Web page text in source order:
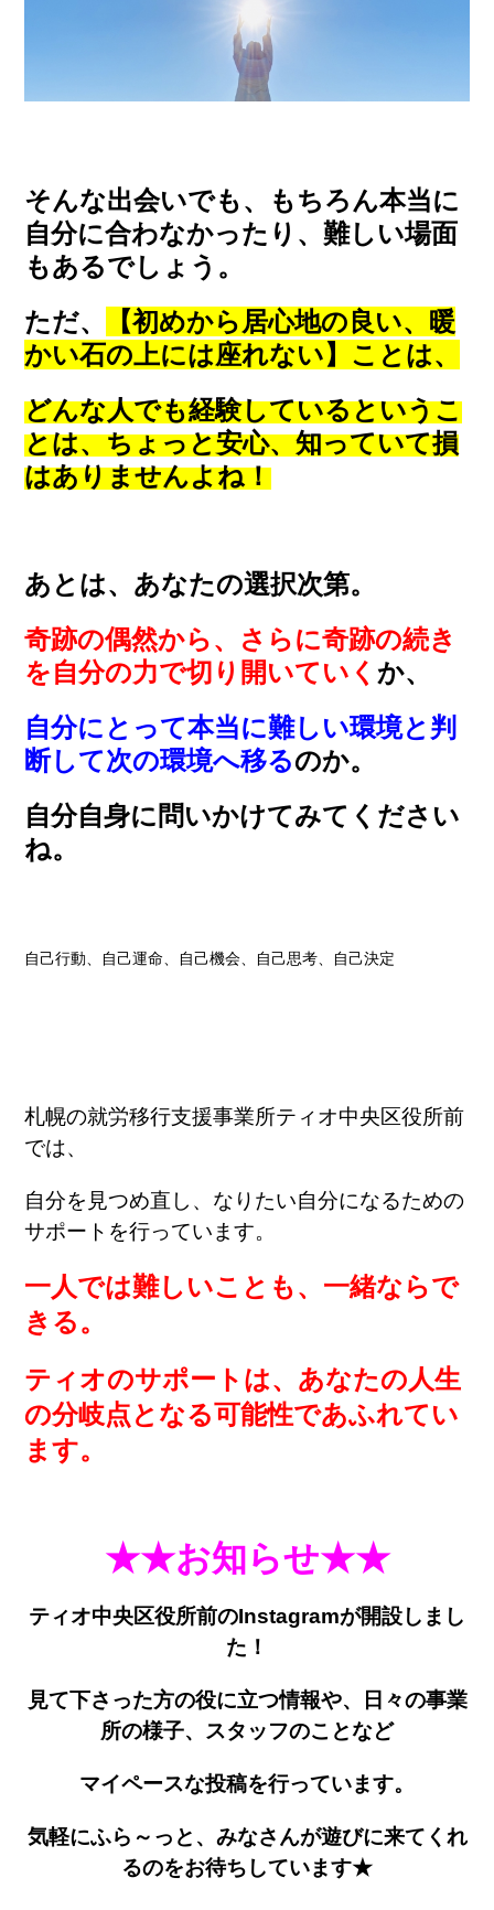
そんな出会いでも、もちろん本当に
自分に合わなかったり、難しい場面
もあるでしょう。
ただ、
【初めから居心地の良い、暖
かい石の上には座れない】ことは、
どんな人でも経験しているというこ
とは、ちょっと安心、知っていて損
はありませんよね！
あとは、あなたの選択次第。
奇跡の偶然から、さらに奇跡の続き
を自分の力で切り開いていく か、
自分にとって本当に難しい環境と判
断して次の環境へ移るのか。
自分自身に問いかけてみてください
ね。
自己行動、自己運命、自己機会、自己思考、自己決定
札幌の就労移行支援事業所ティオ中央区役所前
では、
自分を見つめ直し、なりたい自分になるための
サポートを行っています。
一人では難しいことも、一緒ならで
きる。
ティオのサポートは、あなたの人生
の分岐点となる可能性であふれてい
ます。
★★お知らせ★★
ティオ中央区役所前のInstagramが開設しまし
た！
見て下さった方の役に立つ情報や、日々の事業
所の様子、スタッフのことなど
マイペースな投稿を行っています。
気軽にふら～っと、みなさんが遊びに来てくれ
るのをお待ちしています★